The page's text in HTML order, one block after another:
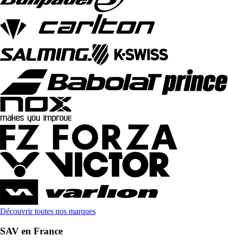
Découvrir toutes nos marques
SAV en France